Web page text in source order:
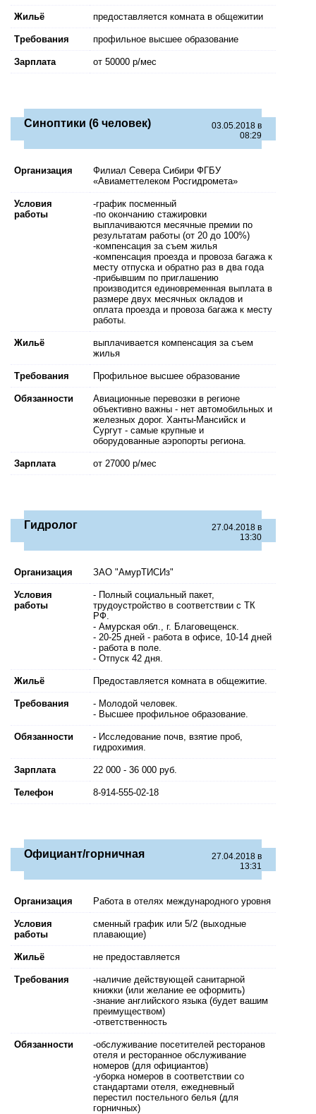
Жильё предоставляется комната в общежитии
Требования профильное высшее образование
Зарплата от 50000 р/мес
Синоптики (6 человек)
03.05.2018 в
08:29
Организация
Филиал Севера Сибири ФГБУ
«Авиаметтелеком Росгидромета»
Условия
работы
-график посменный
-по окончанию стажировки
выплачиваются месячные премии по
результатам работы (от 20 до 100%)
-компенсация за съем жилья
-компенсация проезда и провоза багажа к
месту отпуска и обратно раз в два года
-прибывшим по приглашению
производится единовременная выплата в
размере двух месячных окладов и
оплата проезда и провоза багажа к месту
работы.
Жильё
выплачивается компенсация за съем
жилья
Требования Профильное высшее образование
Обязанности
Авиационные перевозки в регионе
объективно важны - нет автомобильных и
железных дорог. Ханты-Мансийск и
Сургут - самые крупные и
оборудованные аэропорты региона.
Зарплата от 27000 р/мес
Гидролог
27.04.2018 в
13:30
Организация ЗАО "АмурТИСИз"
Условия
работы
- Полный социальный пакет,
трудоустройство в соответствии с ТК
РФ.
- Амурская обл., г. Благовещенск.
- 20-25 дней - работа в офисе, 10-14 дней
- работа в поле.
- Отпуск 42 дня.
Жильё Предоставляется комната в общежитие.
Требования
- Молодой человек.
- Высшее профильное образование.
Обязанности
- Исследование почв, взятие проб,
гидрохимия.
Зарплата 22 000 - 36 000 руб.
Телефон 8-914-555-02-18
Официант/горничная
27.04.2018 в
13:31
Организация Работа в отелях международного уровня
Условия
работы
сменный график или 5/2 (выходные
плавающие)
Жильё не предоставляется
Требования
-наличие действующей санитарной
книжки (или желание ее оформить)
-знание английского языка (будет вашим
преимуществом)
-ответственность
Обязанности
-обслуживание посетителей ресторанов
отеля и ресторанное обслуживание
номеров (для официантов)
-уборка номеров в соответствии со
стандартами отеля, ежедневный
перестил постельного белья (для
горничных)